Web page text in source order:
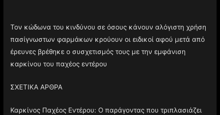
Τον κώδωνα του κινδύνου σε όσους κάνουν αλόγιστη χρήση
πασίγνωστων φαρμάκων κρούουν οι ειδικοί αφού μετά από
έρευνες βρέθηκε ο συσχετισμός τους με την εμφάνιση
καρκίνου του παχέος εντέρου
ΣΧΕΤΙΚΑ ΑΡΘΡΑ
Καρκίνος Παχέος Εντέρου: Ο παράγοντας που τριπλασιάζει